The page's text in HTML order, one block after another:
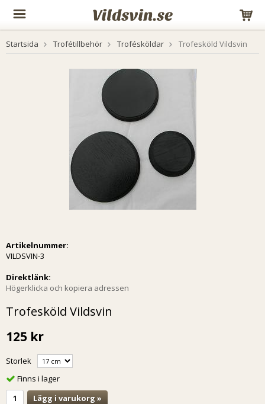
Startsida Trofétillbehör Trofésköldar Trofesköld Vildsvin
Artikelnummer:
VILDSVIN-3
Direktlänk:
Högerklicka och kopiera adressen
Trofesköld Vildsvin
125 kr
Storlek
Finns i lager
Lägg i varukorg »